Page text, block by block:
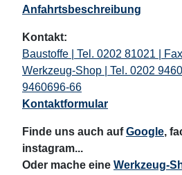
Anfahrtsbeschreibung
Kontakt:
Baustoffe | Tel. 0202 81021 |
Werkzeug-Shop | Tel. 0202
9460696-66
Kontaktformular
Finde uns auch aufGoogle,
instagram...
Oder mache eine Werkzeug-